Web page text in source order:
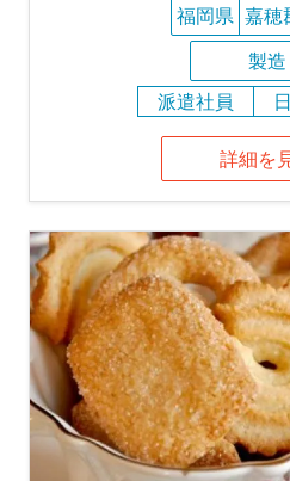
福岡県 嘉穂
製造
派遣社員
詳細を